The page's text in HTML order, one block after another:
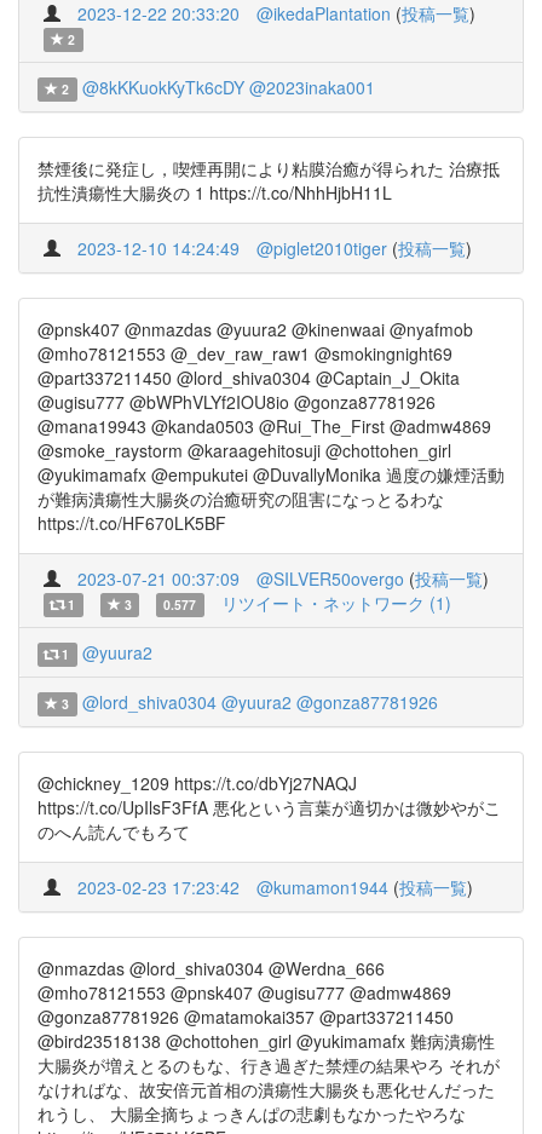
2023-12-22 20:33:20 @ikedaPlantation (投稿一覧)
2
2 @8kKKuokKyTk6cDY @2023inaka001
禁煙後に発症し，喫煙再開により粘膜治癒が得られた 治療抵
抗性潰瘍性大腸炎の 1 https://t.co/NhhHjbH11L
2023-12-10 14:24:49 @piglet2010tiger (投稿一覧)
@pnsk407 @nmazdas @yuura2 @kinenwaai @nyafmob
@mho78121553 @_dev_raw_raw1 @smokingnight69
@part337211450 @lord_shiva0304 @Captain_J_Okita
@ugisu777 @bWPhVLYf2IOU8io @gonza87781926
@mana19943 @kanda0503 @Rui_The_First @admw4869
@smoke_raystorm @karaagehitosuji @chottohen_girl
@yukimamafx @empukutei @DuvallyMonika 過度の嫌煙活動
が難病潰瘍性大腸炎の治癒研究の阻害になっとるわな
https://t.co/HF670LK5BF
2023-07-21 00:37:09 @SILVER50overgo (投稿一覧)
1 3 0.577 リツイート・ネットワーク (1)
1 @yuura2
3 @lord_shiva0304 @yuura2 @gonza87781926
@chickney_1209 https://t.co/dbYj27NAQJ
https://t.co/UpIlsF3FfA 悪化という言葉が適切かは微妙やがこ
のへん読んでもろて
2023-02-23 17:23:42 @kumamon1944 (投稿一覧)
@nmazdas @lord_shiva0304 @Werdna_666
@mho78121553 @pnsk407 @ugisu777 @admw4869
@gonza87781926 @matamokai357 @part337211450
@bird23518138 @chottohen_girl @yukimamafx 難病潰瘍性
大腸炎が増えとるのもな、行き過ぎた禁煙の結果やろ それが
なければな、故安倍元首相の潰瘍性大腸炎も悪化せんだった
れうし、 大腸全摘ちょっきんぱの悲劇もなかったやろな